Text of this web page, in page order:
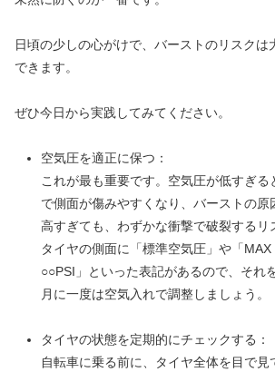
日頃の少しの心がけで、バーストのリスクは
できます。
ぜひ今日から実践してみてください。
空気圧を適正に保つ：
これが最も重要です。空気圧が低すぎる
で側面が傷みやすくなり、バーストの原
高すぎても、わずかな衝撃で破裂するリ
タイヤの側面に「標準空気圧」や「
○○PSI」といった表記があるので、それ
月に一度は空気入れで調整しましょう。
タイヤの状態を定期的にチェックする：
自転車に乗る前に、タイヤ全体を目で見